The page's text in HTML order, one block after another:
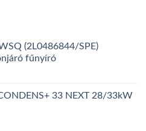
Ft.
(2L0486844/SPE)
fűnyíró
33 NEXT 28/33kW